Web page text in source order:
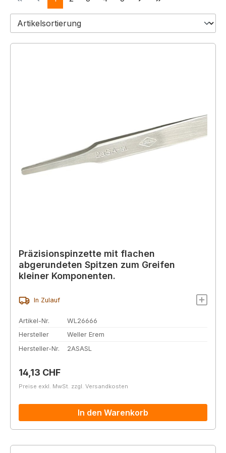
Präzisionspinzette mit flachen
abgerundeten Spitzen zum Greifen
kleiner Komponenten.
In Zulauf
Artikel-Nr.
WL26666
Hersteller
Weller Erem
Hersteller-Nr.
2ASASL
Regulärer Preis:
14,13 CHF
Preise exkl. MwSt. zzgl. Versandkosten
In den Warenkorb